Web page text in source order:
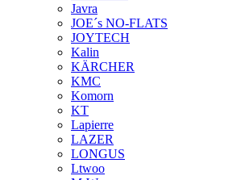
Javra
JOE´s NO-FLATS
JOYTECH
Kalin
KÄRCHER
KMC
Komorn
KT
Lapierre
LAZER
LONGUS
Ltwoo